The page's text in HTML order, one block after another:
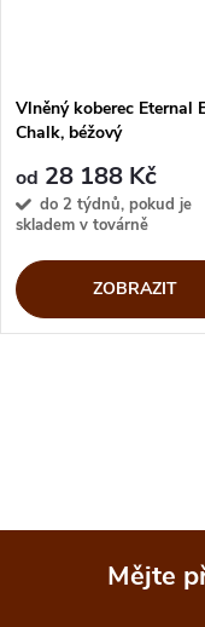
Vlněný koberec Eternal
Chalk, béžový
od 28 188 Kč
do 2 týdnů, pokud je
skladem v továrně
ZOBRAZIT
Mějte